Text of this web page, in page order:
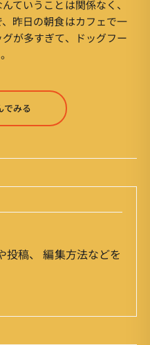
ていうことは関係なく、
昨日の朝食はカフェで一
が多すぎて、ドッグフー
でみる
投稿、 編集方法などを